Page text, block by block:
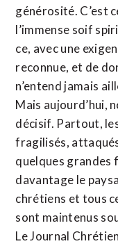
générosité. C’est
l’immense soif
ce, avec une
reconnue, et de
n’entend jamais
Mais aujourd’hui,
décisif. Partout,
fragilisés,
quelques
davantage le
chrétiens et tous
sont maintenus
Le Journal